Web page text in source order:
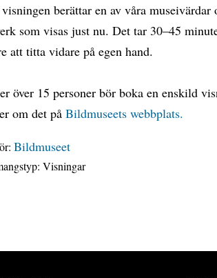
berättar en av våra
som visas just nu. Det tar 30–45
att titta vidare på egen hand.
över 15 personer bör boka en enskild
om det påBildmuseets webbplats.
Bildmuseet
Visningar